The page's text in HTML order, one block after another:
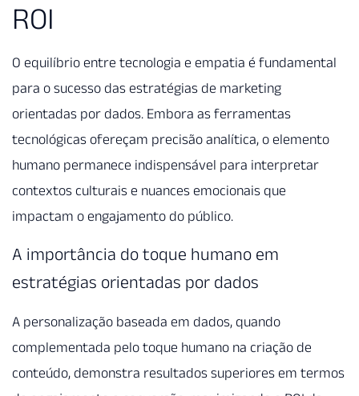
ROI
O equilíbrio entre tecnologia e empatia é fundamental
para o sucesso das estratégias de marketing
orientadas por dados. Embora as ferramentas
tecnológicas ofereçam precisão analítica, o elemento
humano permanece indispensável para interpretar
contextos culturais e nuances emocionais que
impactam o engajamento do público.
A importância do toque humano em
estratégias orientadas por dados
A personalização baseada em dados, quando
complementada pelo toque humano na criação de
conteúdo, demonstra resultados superiores em termos